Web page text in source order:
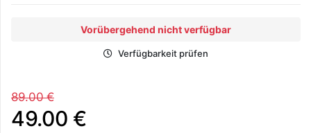
Vorübergehend nicht verfügbar
Verfügbarkeit prüfen
89.00 €
49.00 €